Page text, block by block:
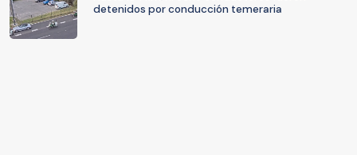
detenidos por conducción temeraria